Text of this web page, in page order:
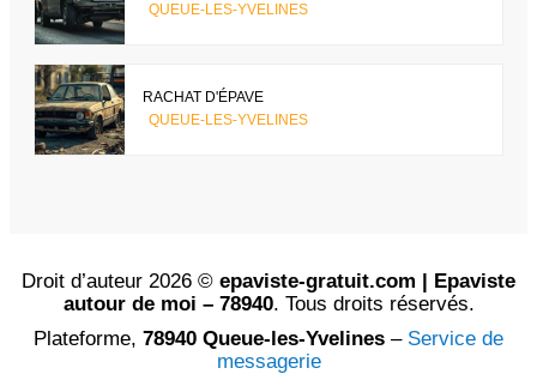
QUEUE-LES-YVELINES
RACHAT D'ÉPAVE
QUEUE-LES-YVELINES
Droit d’auteur 2026 © epaviste-gratuit.com | Epaviste
autour de moi – 78940. Tous droits réservés.
Plateforme, 78940 Queue-les-Yvelines – Service de
messagerie